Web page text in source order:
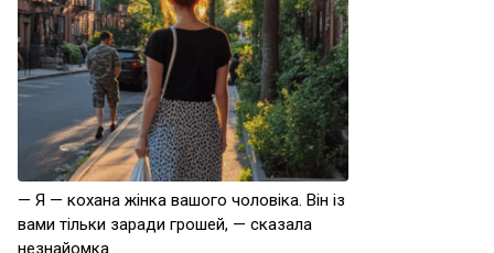
— Я — кохана жінка вашого чоловіка. Він із
вами тільки заради грошей, — сказала
незнайомка